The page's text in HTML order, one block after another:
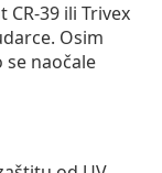
39 ili Trivex
Osim
naočale